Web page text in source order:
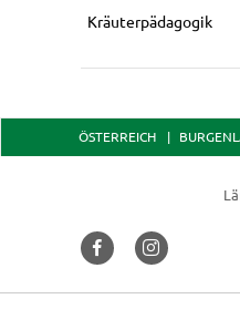
Kräuterpädagogik
ÖSTERREICH